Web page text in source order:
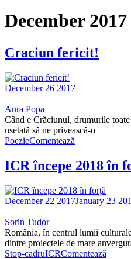
December 2017
Craciun fericit!
December 26 2017
Aura Popa
Când e Crăciunul, drumurile
nsetată să ne privească-o
PoezieComentează
ICR începe 2018 în
December 22 2017January 23
Sorin Tudor
România, în centrul lumii
dintre proiectele de mare
Stop-cadruICRComentează